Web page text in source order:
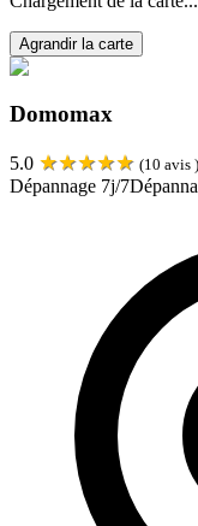
Agrandir la carte
Domomax
5.0 ★★★★★ (10 avis )
Dépannage 7j/7